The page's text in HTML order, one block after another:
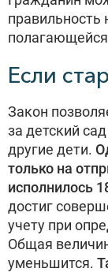
правильность
Если
Закон
за детский
другие дети.
только на
исполнилось
достиг
учету при
Общая
уменьшится.